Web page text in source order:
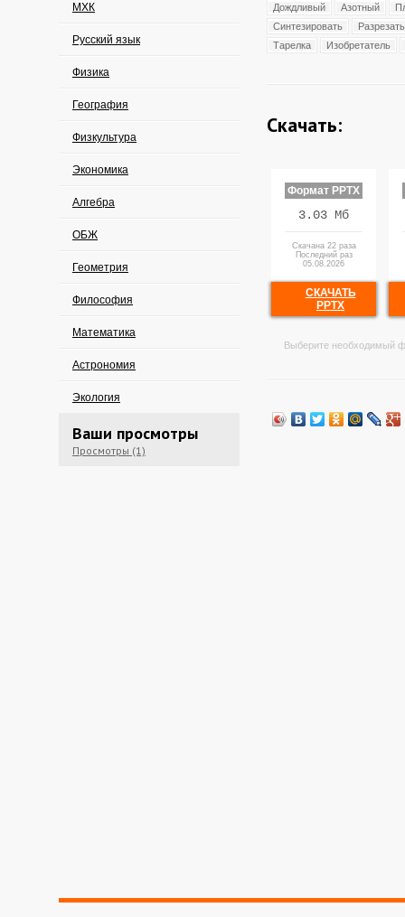
МХК
Русский язык
Физика
География
Физкультура
Экономика
Алгебра
ОБЖ
Геометрия
Философия
Математика
Астрономия
Экология
Ваши просмотры
Просмотры (1)
Дождливый
Азотный
Синтезировать
Разрезать
Тарелка
Изобретатель
Скачать:
Формат PPTX
3.03 Мб
Скачана 22 раза
Последний раз
05.08.2026
СКАЧАТЬ
PPTX
Выберите необходимый